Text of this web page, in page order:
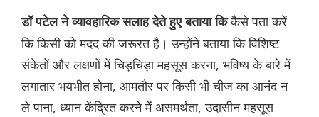
डॉ पटेल ने व्यावहारिक सलाह देते हुए बताया किकैसे पता करें
कि किसी को मदद की जरूरत है। उन्होंने बताया कि विशिष्ट
संकेतों और लक्षणों में चिड़चिड़ा महसूस करना, भविष्य के बारे में
लगातार भयभीत होना, आमतौर पर किसी भी चीज का आनंद न
ले पाना, ध्यान केंद्रित करने में असमर्थता, उदासीन महसूस